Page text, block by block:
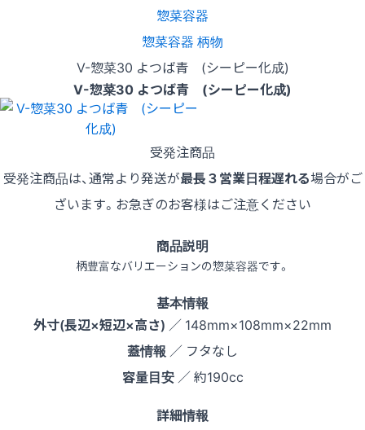
惣菜容器
惣菜容器 柄物
V-惣菜30 よつば青 (シーピー化成)
V-惣菜30 よつば青 (シーピー化成)
受発注商品
受発注商品は、通常より発送が最長３営業日程遅れる場合がご
ざいます。お急ぎのお客様はご注意ください
商品説明
柄豊富なバリエーションの惣菜容器です。
基本情報
外寸(長辺×短辺×高さ) ／ 148mm×108mm×22mm
蓋情報 ／ フタなし
容量目安／ 約190cc
詳細情報